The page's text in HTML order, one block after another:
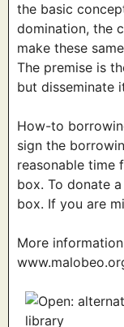
the basic
domination, the
make these
The premise is
but disseminate
How-to
sign the
reasonable time
box. To donate
box. If you are
More